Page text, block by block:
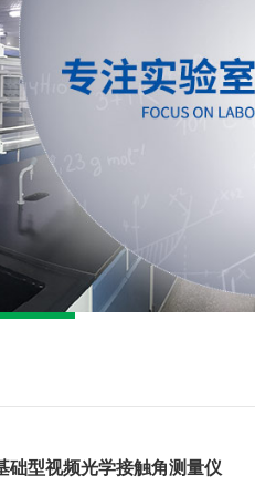
础型视频光学接触角测量仪